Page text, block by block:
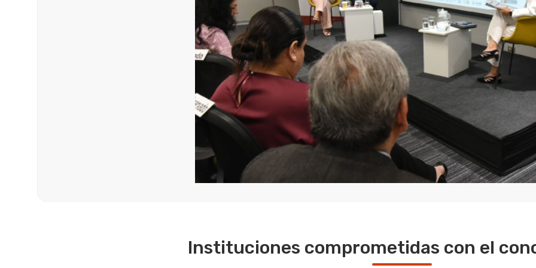
Instituciones comprometidas con el